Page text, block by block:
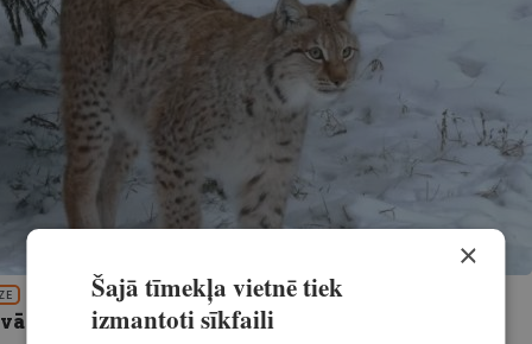
lūšus nemedī. Kādas problēmas tas izraisa?
×
Šajā tīmekļa vietnē tiek
izmantoti sīkfaili